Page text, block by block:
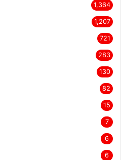
1,364
1,207
721
283
130
82
15
7
6
6